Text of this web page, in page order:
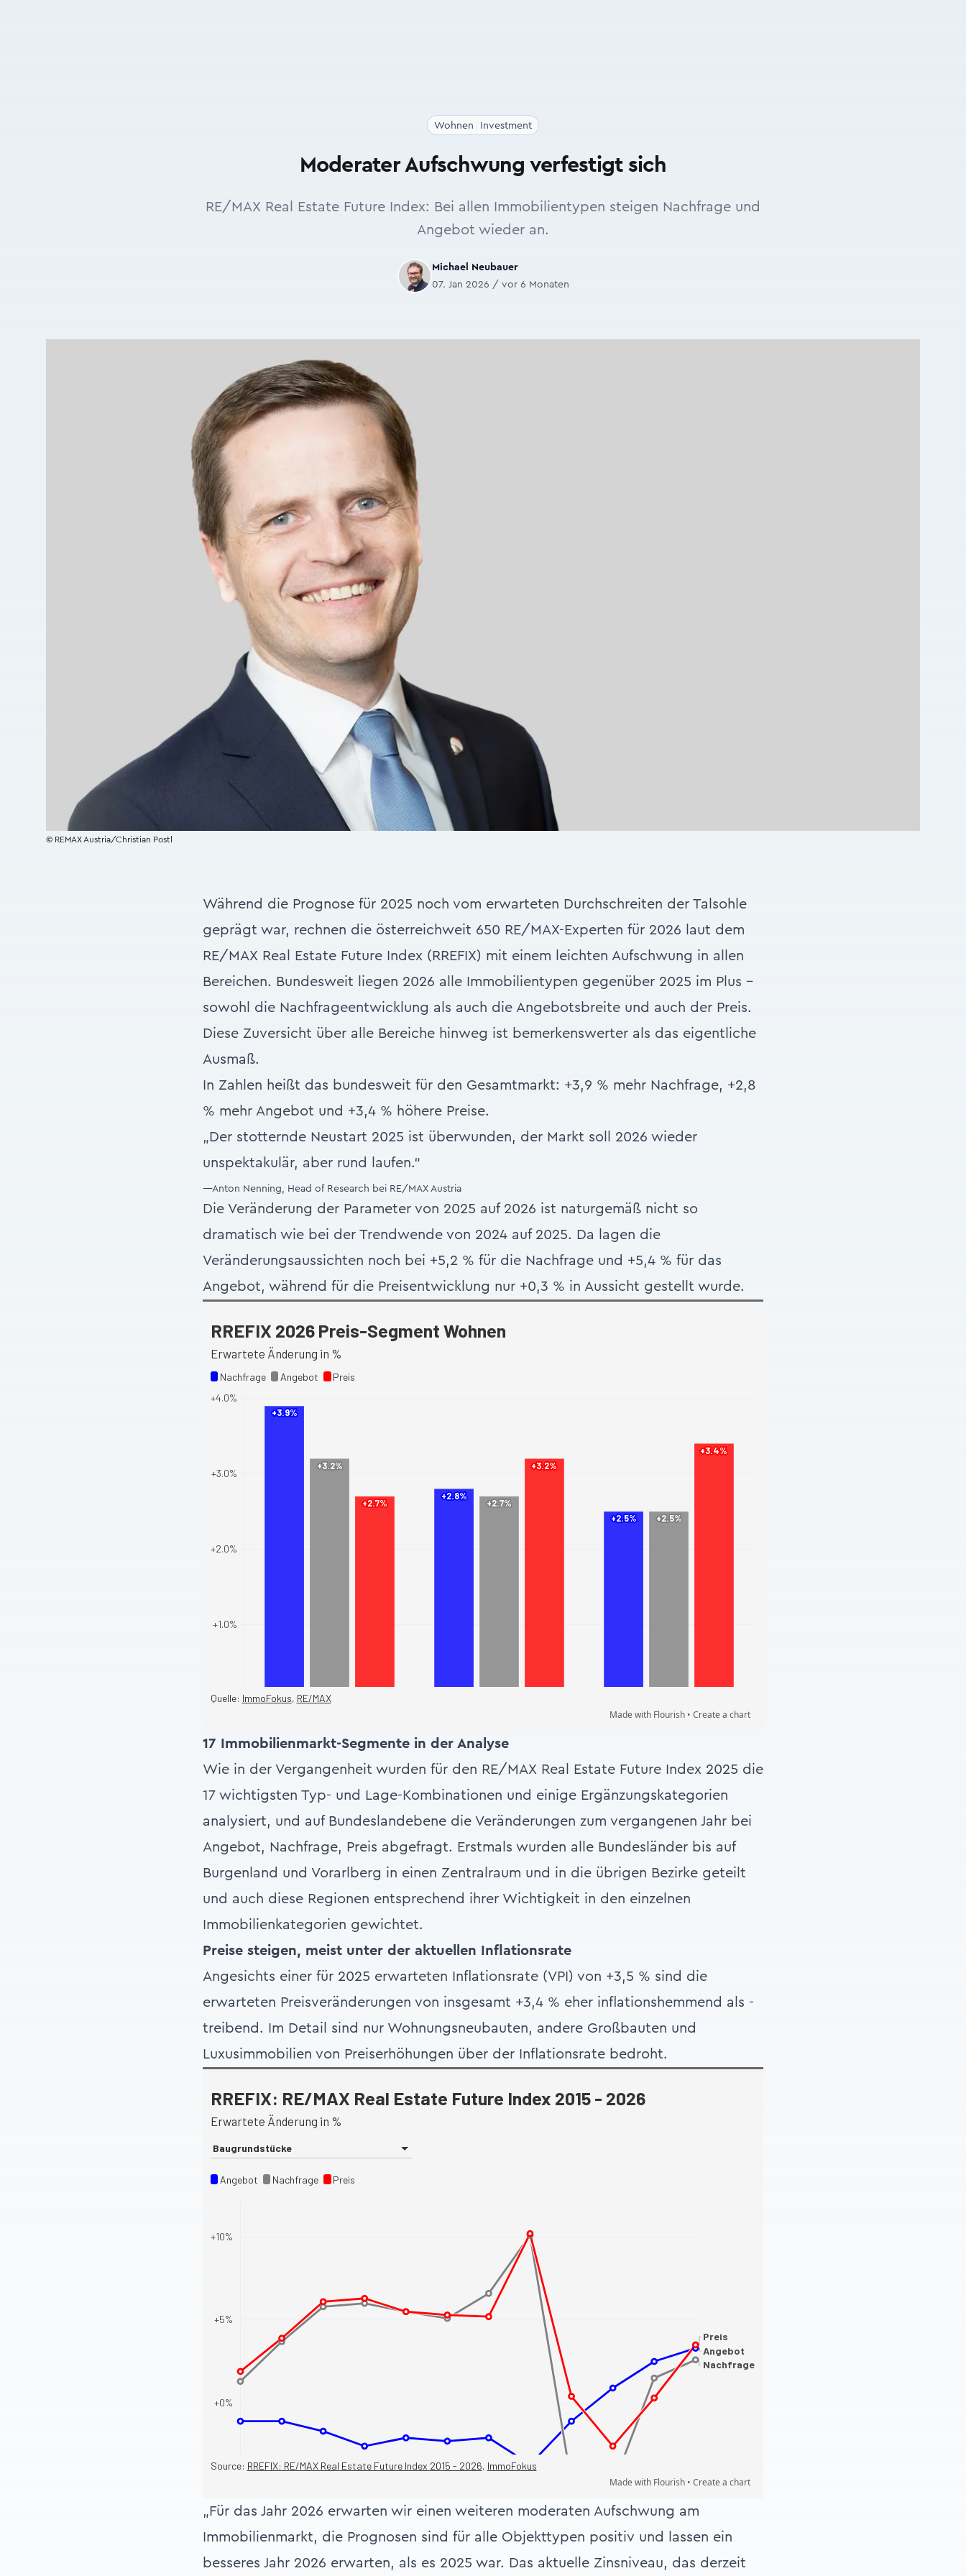
Wohnen Investment
Moderater Aufschwung verfestigt sich
RE/MAX Real Estate Future Index: Bei allen Immobilientypen steigen Nachfrage und
Angebot wieder an.
Michael Neubauer
07. Jan 2026 / vor 6 Monaten
© REMAX Austria/Christian Postl
Während die Prognose für 2025 noch vom erwarteten Durchschreiten der Talsohle
geprägt war, rechnen die österreichweit 650 RE/MAX-Experten für 2026 laut dem
RE/MAX Real Estate Future Index (RREFIX) mit einem leichten Aufschwung in allen
Bereichen. Bundesweit liegen 2026 alle Immobilientypen gegenüber 2025 im Plus –
sowohl die Nachfrageentwicklung als auch die Angebotsbreite und auch der Preis.
Diese Zuversicht über alle Bereiche hinweg ist bemerkenswerter als das eigentliche
Ausmaß.
In Zahlen heißt das bundesweit für den Gesamtmarkt: +3,9 % mehr Nachfrage, +2,8
% mehr Angebot und +3,4 % höhere Preise.
„Der stotternde Neustart 2025 ist überwunden, der Markt soll 2026 wieder
unspektakulär, aber rund laufen.“
—Anton Nenning, Head of Research bei RE/MAX Austria
Die Veränderung der Parameter von 2025 auf 2026 ist naturgemäß nicht so
dramatisch wie bei der Trendwende von 2024 auf 2025. Da lagen die
Veränderungsaussichten noch bei +5,2 % für die Nachfrage und +5,4 % für das
Angebot, während für die Preisentwicklung nur +0,3 % in Aussicht gestellt wurde.
17 Immobilienmarkt-Segmente in der Analyse
Wie in der Vergangenheit wurden für den RE/MAX Real Estate Future Index 2025 die
17 wichtigsten Typ- und Lage-Kombinationen und einige Ergänzungskategorien
analysiert, und auf Bundeslandebene die Veränderungen zum vergangenen Jahr bei
Angebot, Nachfrage, Preis abgefragt. Erstmals wurden alle Bundesländer bis auf
Burgenland und Vorarlberg in einen Zentralraum und in die übrigen Bezirke geteilt
und auch diese Regionen entsprechend ihrer Wichtigkeit in den einzelnen
Immobilienkategorien gewichtet.
Preise steigen, meist unter der aktuellen Inflationsrate
Angesichts einer für 2025 erwarteten Inflationsrate (VPI) von +3,5 % sind die
erwarteten Preisveränderungen von insgesamt +3,4 % eher inflationshemmend als -
treibend. Im Detail sind nur Wohnungsneubauten, andere Großbauten und
Luxusimmobilien von Preiserhöhungen über der Inflationsrate bedroht.
„Für das Jahr 2026 erwarten wir einen weiteren moderaten Aufschwung am
Immobilienmarkt, die Prognosen sind für alle Objekttypen positiv und lassen ein
besseres Jahr 2026 erwarten, als es 2025 war. Das aktuelle Zinsniveau, das derzeit